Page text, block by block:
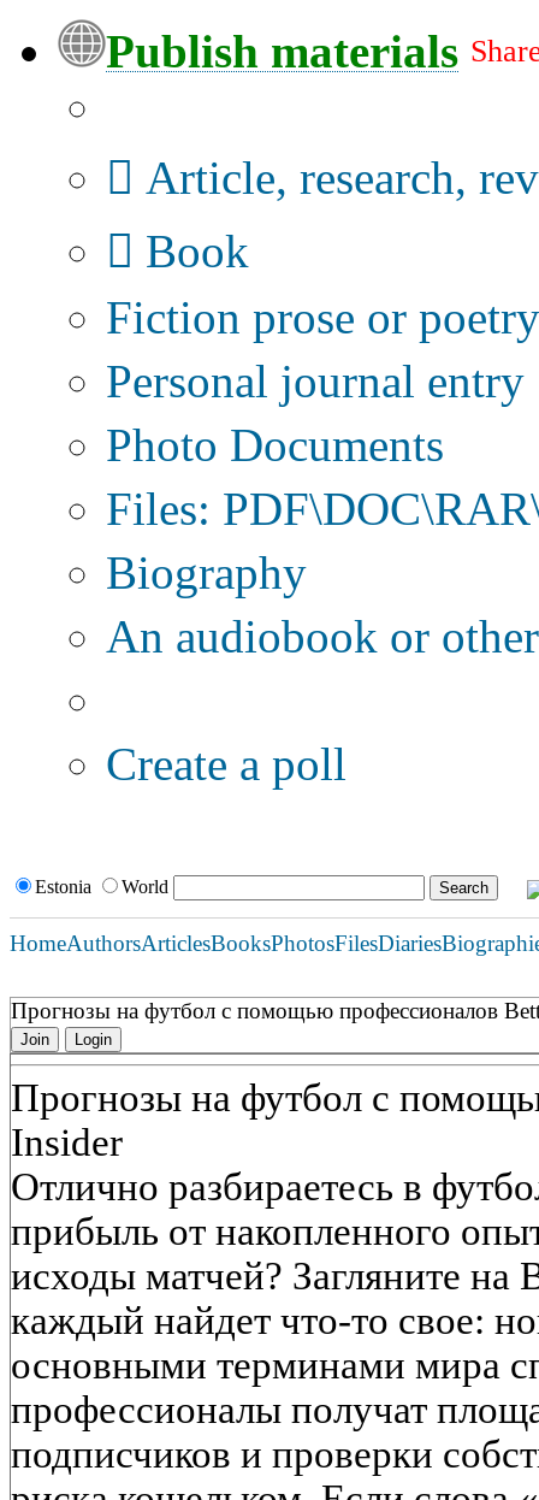
Publish materials
Article, research,
Book
Fiction prose or poetry
Personal journal entry
Photo Documents
Files:
Biography
An audiobook or
Create a poll
Estonia World
HomeAuthorsArticlesBooksPhotosFilesDiaries
Прогнозы на футбол с помощью профессионалов
Join Login
Прогнозы на футбол с
Insider
Отлично разбираетесь в
прибыль от накопленного
исходы матчей? Загляните на
каждый найдет что-то свое:
основными терминами мира
профессионалы получат
подписчиков и проверки